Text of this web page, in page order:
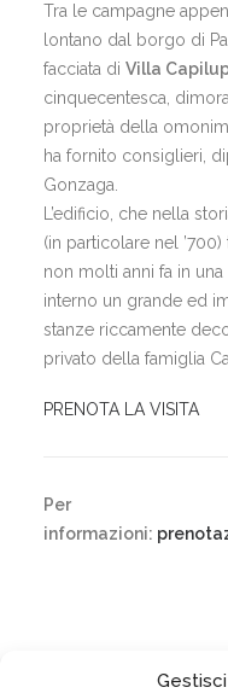
Tra le campagne
lontano dal borgo di
facciata di Villa
cinquecentesca,
proprietà della
ha fornito consiglieri,
Gonzaga.
L’edificio, che nella
(in particolare nel
non molti anni fa in
interno un grande ed
stanze riccamente
privato della famiglia
PRENOTA LA VISITA
Per
informazioni: